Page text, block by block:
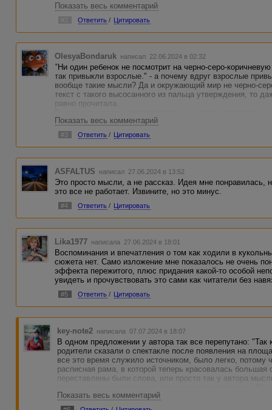
Бессвязность "редких дней" и "новостей" во втором
удивительно, что этот сбой не в одном предложении, а
постоянно меняется, такое ощущение, что писалось в
даже и состоянии. Это очень мешает ощутить цельность
накладывается эмоциональный крен в использования
нервное, какое-то беспокойное и беспорядочное
Замысел прочитывается и он интересен. С исполнением
стилистикой - сложнее. Доработать бы. Но здесь очень
получила философское осмысление. В тексте есть
заметна среди песка.
Показать весь комментарий
Ответить / Цитировать
OlesyaBondaruk написал 22.06.2024 в 02:32
"Ни один ребенок не посмотрит на черно-серо-
так привыкли взрослые." - а почему вдруг взрослые
вообще такие мысли? Да и окружающий мир не черно-
текст с такого высосанного из пальца утверждения, то
равно прочитала.
это растянулось, очень уж простенькая безыскусная
Показать весь комментарий
#3 Ответить / Цитировать
ASFALTUS написал 27.06.2024 в 13:52
Это просто мысли, а не рассказ. Идея мне понравилась,
это все не работает. Извините, но это минус.
#4 Ответить / Цитировать
Lika1977 написала 27.06.2024 в 18:01
Воспоминания и впечатления о том как ходили в
сюжета нет. Само изложение мне показалось не очень
эффекта пережитого, плюс придания какой-то особой
увидеть и прочувствовать это сами как читатели без
#5 Ответить / Цитировать
key-note2 написала 07.07.2024 в 18:07
В одном предложении у автора так все перепутано: "Так
родители сказали о спектакле после появления на
все это время служило источником, было легко, потому
расписная рама, в которой теперь красовалась
переставлены были слова, или просто так у автора
части, по-возможности. Иначе и возникает путаница.
Показать весь комментарий